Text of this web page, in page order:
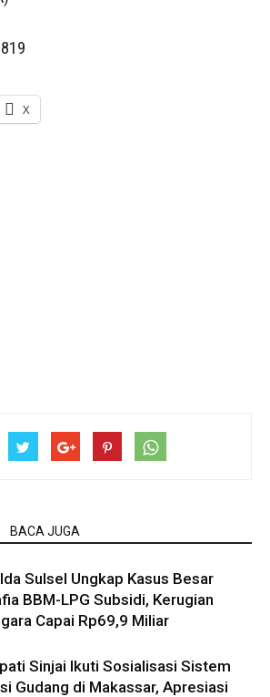
819
X
BACA JUGA
Sulsel Ungkap Kasus Besar
BBM-LPG Subsidi, Kerugian
Capai Rp69,9 Miliar
Sinjai Ikuti Sosialisasi Sistem
Gudang di Makassar, Apresiasi